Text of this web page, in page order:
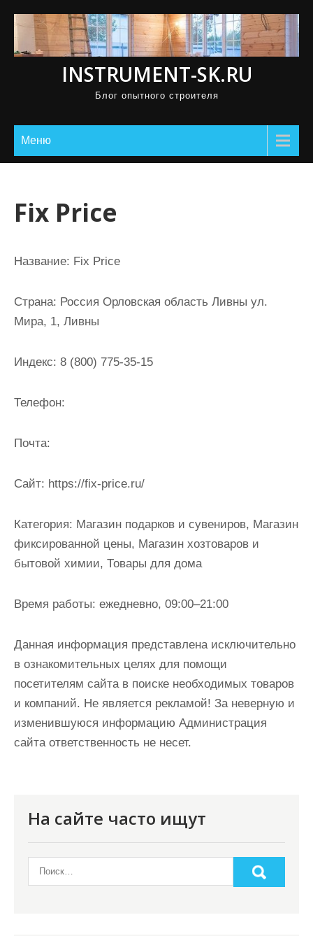
ь
INSTRUMENT-SK.RU
Блог опытного строителя
Меню
Fix Price
Название: Fix Price
Страна: Россия Орловская область Ливны ул.
Мира, 1, Ливны
Индекс: 8 (800) 775-35-15
Телефон:
Почта:
Cайт: https://fix-price.ru/
Категория: Магазин подарков и сувениров, Магазин
фиксированной цены, Магазин хозтоваров и
бытовой химии, Товары для дома
Время работы: ежедневно, 09:00–21:00
Данная информация представлена исключительно
в ознакомительных целях для помощи
посетителям сайта в поиске необходимых товаров
и компаний. Не является рекламой! За неверную и
изменившуюся информацию Администрация
сайта ответственность не несет.
На сайте часто ищут